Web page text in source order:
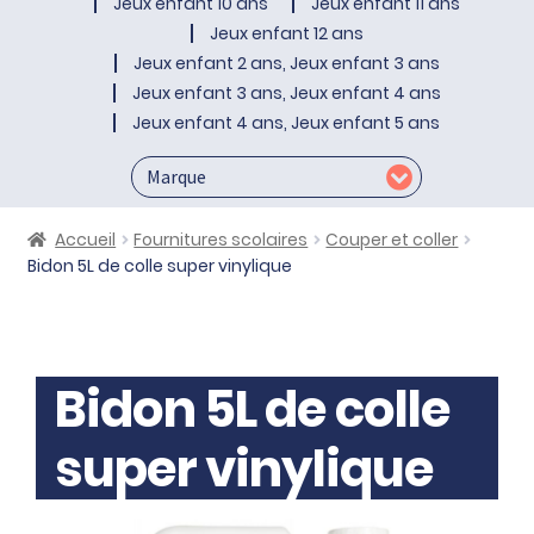
Jeux enfant 12 ans
Jeux enfant 2 ans, Jeux enfant 3 ans
Jeux enfant 3 ans, Jeux enfant 4 ans
Jeux enfant 4 ans, Jeux enfant 5 ans
Accueil Fournitures scolaires
Couper et coller
Bidon 5L de colle super vinylique
Bidon 5L de colle
super vinylique